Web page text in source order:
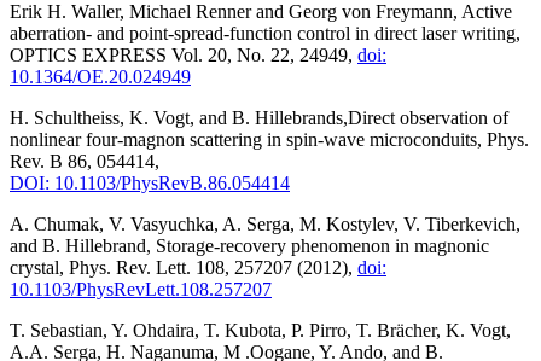
Erik H. Waller, Michael Renner and Georg von Freymann, Active
aberration- and point-spread-function control in direct laser writing,
OPTICS EXPRESS Vol. 20, No. 22, 24949, doi:
10.1364/OE.20.024949
H. Schultheiss, K. Vogt, and B. Hillebrands,Direct observation of
nonlinear four-magnon scattering in spin-wave microconduits, Phys.
Rev. B 86, 054414,
DOI: 10.1103/PhysRevB.86.054414
A. Chumak, V. Vasyuchka, A. Serga, M. Kostylev, V. Tiberkevich,
and B. Hillebrand, Storage-recovery phenomenon in magnonic
crystal, Phys. Rev. Lett. 108, 257207 (2012), doi:
10.1103/PhysRevLett.108.257207
T. Sebastian, Y. Ohdaira, T. Kubota, P. Pirro, T. Brächer, K. Vogt,
A.A. Serga, H. Naganuma, M .Oogane, Y. Ando, and B.